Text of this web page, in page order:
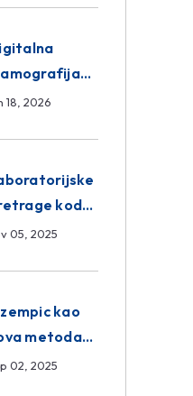
–
18, 2026
kod
– novo u
05, 2025
kao
metoda
da
02, 2025